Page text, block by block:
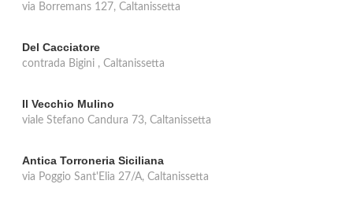
via Borremans 127, Caltanissetta
Del Cacciatore
contrada Bigini , Caltanissetta
Il Vecchio Mulino
viale Stefano Candura 73, Caltanissetta
Antica Torroneria Siciliana
via Poggio Sant'Elia 27/A, Caltanissetta